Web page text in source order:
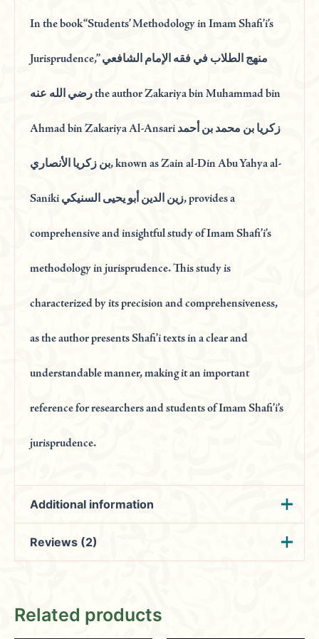
In the book “Students’ Methodology in Imam Shafi’i’s
Jurisprudence,” منهج الطلاب في فقه الإمام الشافعي
رضي الله عنه the author Zakariya bin Muhammad bin
Ahmad bin Zakariya Al-Ansari زكريا بن محمد بن أحمد
بن زكريا الأنصاري, known as Zain al-Din Abu Yahya al-
Saniki زين الدين أبو يحيى السنيكي, provides a
comprehensive and insightful study of Imam Shafi’i’s
methodology in jurisprudence. This study is
characterized by its precision and comprehensiveness,
as the author presents Shafi’i texts in a clear and
understandable manner, making it an important
reference for researchers and students of Imam Shafi’i’s
jurisprudence.
Additional information
Weight
Reviews (2)
28, 2023
Related products